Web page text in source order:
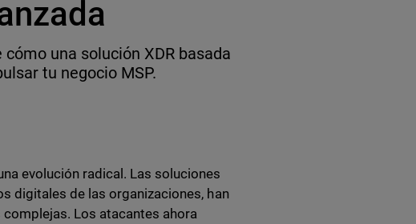
una solución XDR basada
tu negocio MSP.
evolución radical. Las soluciones
digitales de las organizaciones, han
Los atacantes ahora